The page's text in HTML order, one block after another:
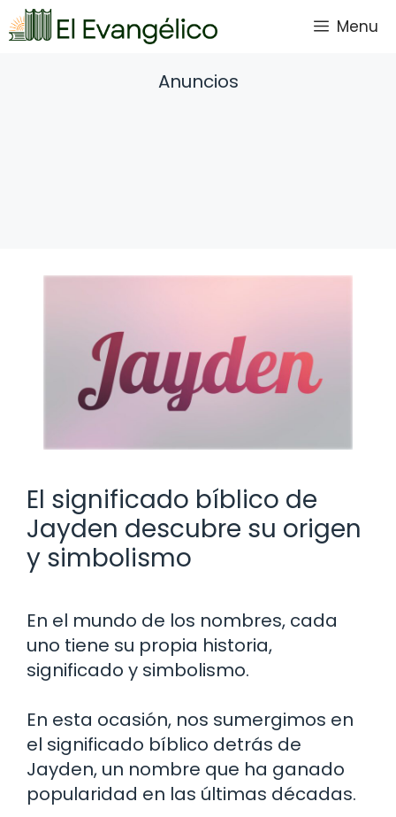
Saltar
al
Menu
Anuncios
El significado bíblico de
Jayden descubre su origen
y simbolismo
En el mundo de los nombres, cada
uno tiene su propia historia,
significado y simbolismo.
En esta ocasión, nos sumergimos en
el significado bíblico detrás de
Jayden, un nombre que ha ganado
popularidad en las últimas décadas.